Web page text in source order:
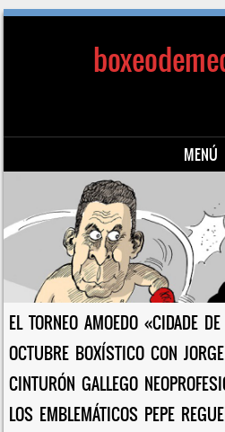
MENÚ
Saltar al contenido
EL TORNEO AMOEDO «CIDADE
OCTUBRE BOXÍSTICO CON
CINTURÓN GALLEGO
LOS EMBLEMÁTICOS PEPE